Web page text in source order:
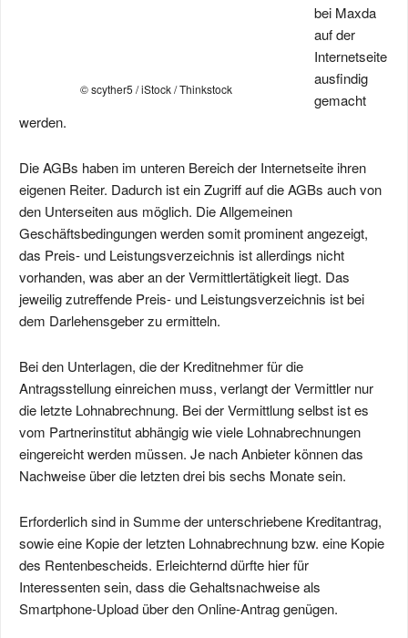
© scyther5 / iStock / Thinkstock
bei Maxda
auf der
Internetseite
ausfindig
gemacht
werden.
Die AGBs haben im unteren Bereich der Internetseite ihren
eigenen Reiter. Dadurch ist ein Zugriff auf die AGBs auch von
den Unterseiten aus möglich. Die Allgemeinen
Geschäftsbedingungen werden somit prominent angezeigt,
das Preis- und Leistungsverzeichnis ist allerdings nicht
vorhanden, was aber an der Vermittlertätigkeit liegt. Das
jeweilig zutreffende Preis- und Leistungsverzeichnis ist bei
dem Darlehensgeber zu ermitteln.
Bei den Unterlagen, die der Kreditnehmer für die
Antragsstellung einreichen muss, verlangt der Vermittler nur
die letzte Lohnabrechnung. Bei der Vermittlung selbst ist es
vom Partnerinstitut abhängig wie viele Lohnabrechnungen
eingereicht werden müssen. Je nach Anbieter können das
Nachweise über die letzten drei bis sechs Monate sein.
Erforderlich sind in Summe der unterschriebene Kreditantrag,
sowie eine Kopie der letzten Lohnabrechnung bzw. eine Kopie
des Rentenbescheids. Erleichternd dürfte hier für
Interessenten sein, dass die Gehaltsnachweise als
Smartphone-Upload über den Online-Antrag genügen.